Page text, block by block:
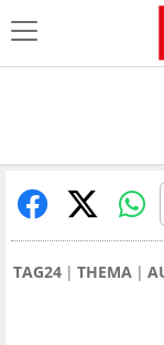
TAG24 THEMA